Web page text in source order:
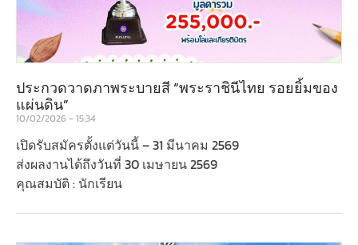
ประกวดวาดภาพระบายสี “พระราชินีไทย รอยยิ้มของ
แผ่นดิน”
10/02/2026 15:34
เปิดรับสมัครตั้งแต่วันนี้ – 31 มีนาคม 2569
ส่งผลงานได้ถึงวันที่ 30 เมษายน 2569
คุณสมบัติ : นักเรียน